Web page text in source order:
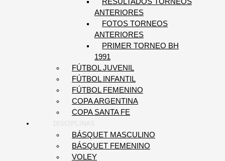
ANTERIORES
FOTOS TORNEOS
ANTERIORES
PRIMER TORNEO BH
1991
FÚTBOL JUVENIL
FÚTBOL INFANTIL
FÚTBOL FEMENINO
COPA ARGENTINA
COPA SANTA FE
BÁSQUET MASCULINO
BÁSQUET FEMENINO
VOLEY